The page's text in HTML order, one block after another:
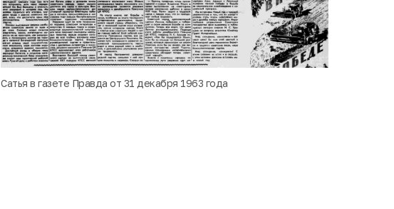
Сатья в газете Правда от 31 декабря 1963 года